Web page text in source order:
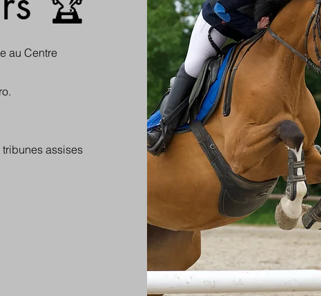
au Centre
assises